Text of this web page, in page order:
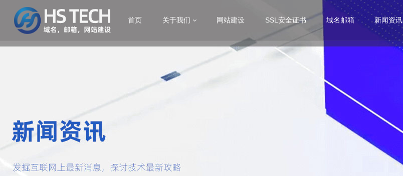
首页 关于我们 网站建设 SSL安全证书 域名邮箱 新闻资讯